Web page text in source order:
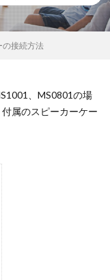
の接続方法
、MS0801の場
属のスピーカーケー